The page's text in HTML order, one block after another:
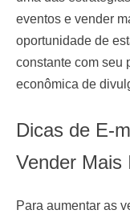
eventos e vender
oportunidade de
constante com seu
econômica de
Dicas de E-
Vender Mais
Para aumentar as